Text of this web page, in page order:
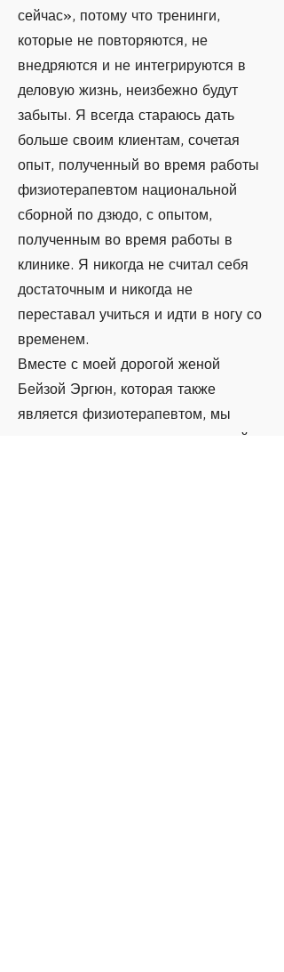
сейчас», потому что тренинги,
которые не повторяются, не
внедряются и не интегрируются в
деловую жизнь, неизбежно будут
забыты. Я всегда стараюсь дать
больше своим клиентам, сочетая
опыт, полученный во время работы
физиотерапевтом национальной
сборной по дзюдо, с опытом,
полученным во время работы в
клинике. Я никогда не считал себя
достаточным и никогда не
переставал учиться и идти в ногу со
временем.
Вместе с моей дорогой женой
Бейзой Эргюн, которая также
является физиотерапевтом, мы
основали нашу клинику, о которой я